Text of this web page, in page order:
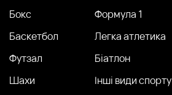
Бокс
Формула 1
Баскетбол
Легка атлетика
Футзал
Біатлон
Шахи
Інші види спорту